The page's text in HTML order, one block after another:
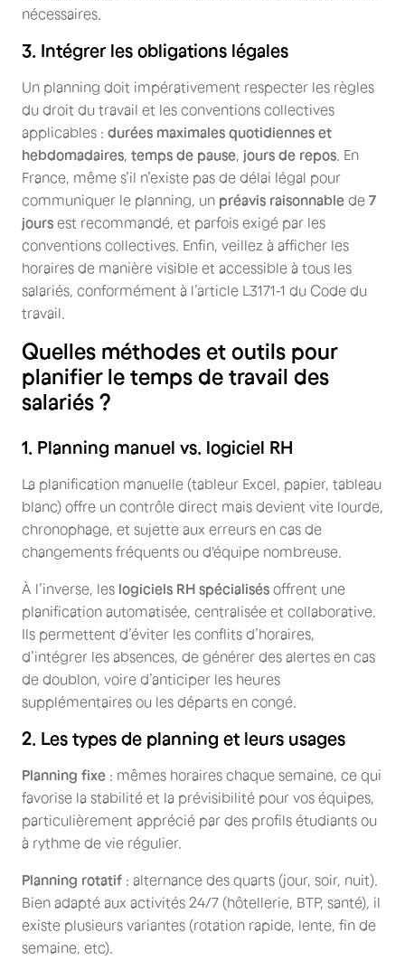
nécessaires.
3. Intégrer les obligations légales
Un planning doit impérativement respecter les règles
du droit du travail et les conventions collectives
applicables : durées maximales quotidiennes et
hebdomadaires temps de pause jours de repos . En
France, même s’il n’existe pas de délai légal pour
communiquer le planning, un préavis raisonnable de 7
jours est recommandé, et parfois exigé par les
conventions collectives. Enfin, veillez à afficher les
horaires de manière visible et accessible à tous les
salariés, conformément à l’article L3171‑1 du Code du
travail.
Quelles méthodes et outils pour
planifier le temps de travail des
salariés ?
1. Planning manuel vs. logiciel RH
La planification manuelle (tableur Excel, papier, tableau
blanc) offre un contrôle direct mais devient vite lourde,
chronophage, et sujette aux erreurs en cas de
changements fréquents ou d'équipe nombreuse.
À l’inverse, les logiciels RH spécialisés offrent une
planification automatisée, centralisée et collaborative.
Ils permettent d’éviter les conflits d’horaires,
d’intégrer les absences, de générer des alertes en cas
de doublon, voire d’anticiper les heures
supplémentaires ou les départs en congé.
2. Les types de planning et leurs usages
Planning fixe : mêmes horaires chaque semaine, ce qui
favorise la stabilité et la prévisibilité pour vos équipes,
particulièrement apprécié par des profils étudiants ou
à rythme de vie régulier.
Planning rotatif : alternance des quarts (jour, soir, nuit).
Bien adapté aux activités 24/7 (hôtellerie, BTP, santé), il
existe plusieurs variantes (rotation rapide, lente, fin de
semaine, etc).